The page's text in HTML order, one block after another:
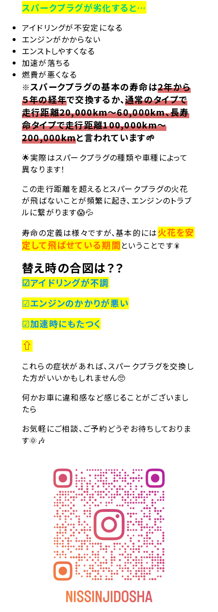
スパークプラグが劣化すると…
アイドリングが不安定になる
エンジンがかからない
エンストしやすくなる
加速が落ちる
燃費が悪くなる
※スパークプラグの基本の寿命は2年から
５年の経年で交換するか、通常のタイプで
走行距離20,000km～60,000km、長寿
命タイプで走行距離100,000km～
200,000kmと言われています🌱
🌟実際はスパークプラグの種類や車種によって
異なります！
この走行距離を超えるとスパークプラグの火花
が飛ばないことが頻繁に起き、エンジンのトラブ
ルに繋がります😱💦
寿命の定義は様々ですが、基本的には火花を安
定して飛ばせている期間ということです🎇
替え時の合図は？？
☑アイドリングが不調
☑エンジンのかかりが悪い
☑加速時にもたつく
⇧
これらの症状があれば、スパークプラグを交換し
た方がいいかもしれません🥺
何かお車に違和感など感じることがございまし
たら
お気軽にご相談、ご予約どうぞお待ちしておりま
す🌞🎶